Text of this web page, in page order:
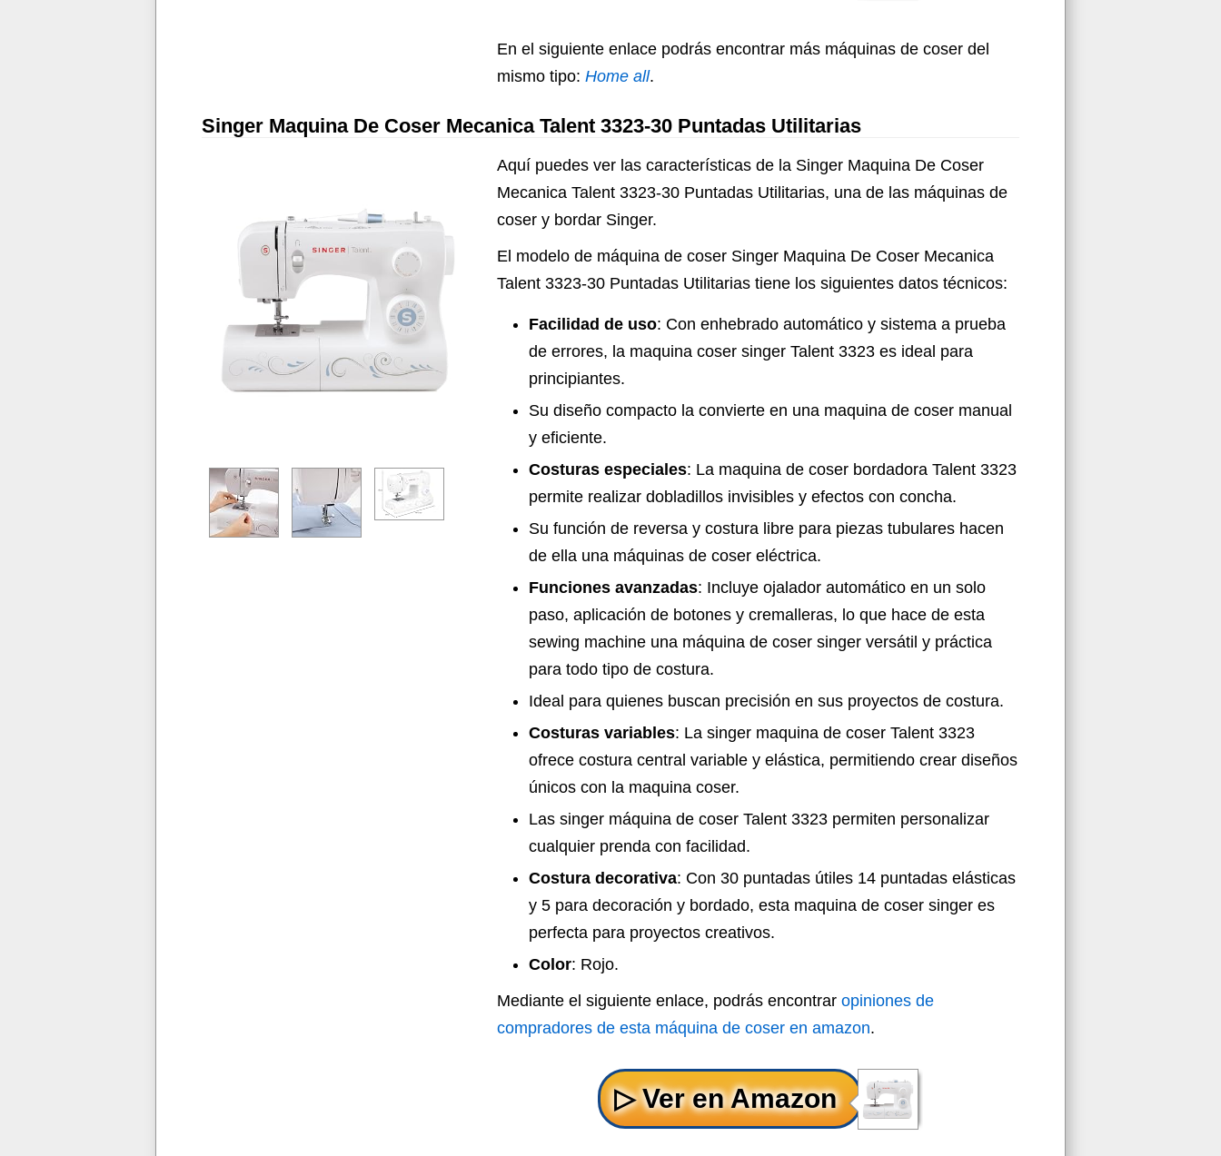
En el siguiente enlace podrás encontrar más máquinas de coser del
mismo tipo: Home all.
Singer Maquina De Coser Mecanica Talent 3323-30 Puntadas Utilitarias
Aquí puedes ver las características de la Singer Maquina De Coser
Mecanica Talent 3323-30 Puntadas Utilitarias, una de las máquinas de
coser y bordar Singer.
El modelo de máquina de coser Singer Maquina De Coser Mecanica
Talent 3323-30 Puntadas Utilitarias tiene los siguientes datos técnicos:
Facilidad de uso: Con enhebrado automático y sistema a prueba
de errores, la maquina coser singer Talent 3323 es ideal para
principiantes.
Su diseño compacto la convierte en una maquina de coser manual
y eficiente.
Costuras especiales: La maquina de coser bordadora Talent 3323
permite realizar dobladillos invisibles y efectos con concha.
Su función de reversa y costura libre para piezas tubulares hacen
de ella una máquinas de coser eléctrica.
Funciones avanzadas: Incluye ojalador automático en un solo
paso, aplicación de botones y cremalleras, lo que hace de esta
sewing machine una máquina de coser singer versátil y práctica
para todo tipo de costura.
Ideal para quienes buscan precisión en sus proyectos de costura.
Costuras variables: La singer maquina de coser Talent 3323
ofrece costura central variable y elástica, permitiendo crear diseños
únicos con la maquina coser.
Las singer máquina de coser Talent 3323 permiten personalizar
cualquier prenda con facilidad.
Costura decorativa: Con 30 puntadas útiles 14 puntadas elásticas
y 5 para decoración y bordado, esta maquina de coser singer es
perfecta para proyectos creativos.
Color: Rojo.
Mediante el siguiente enlace, podrás encontrar opiniones de
compradores de esta máquina de coser en amazon.